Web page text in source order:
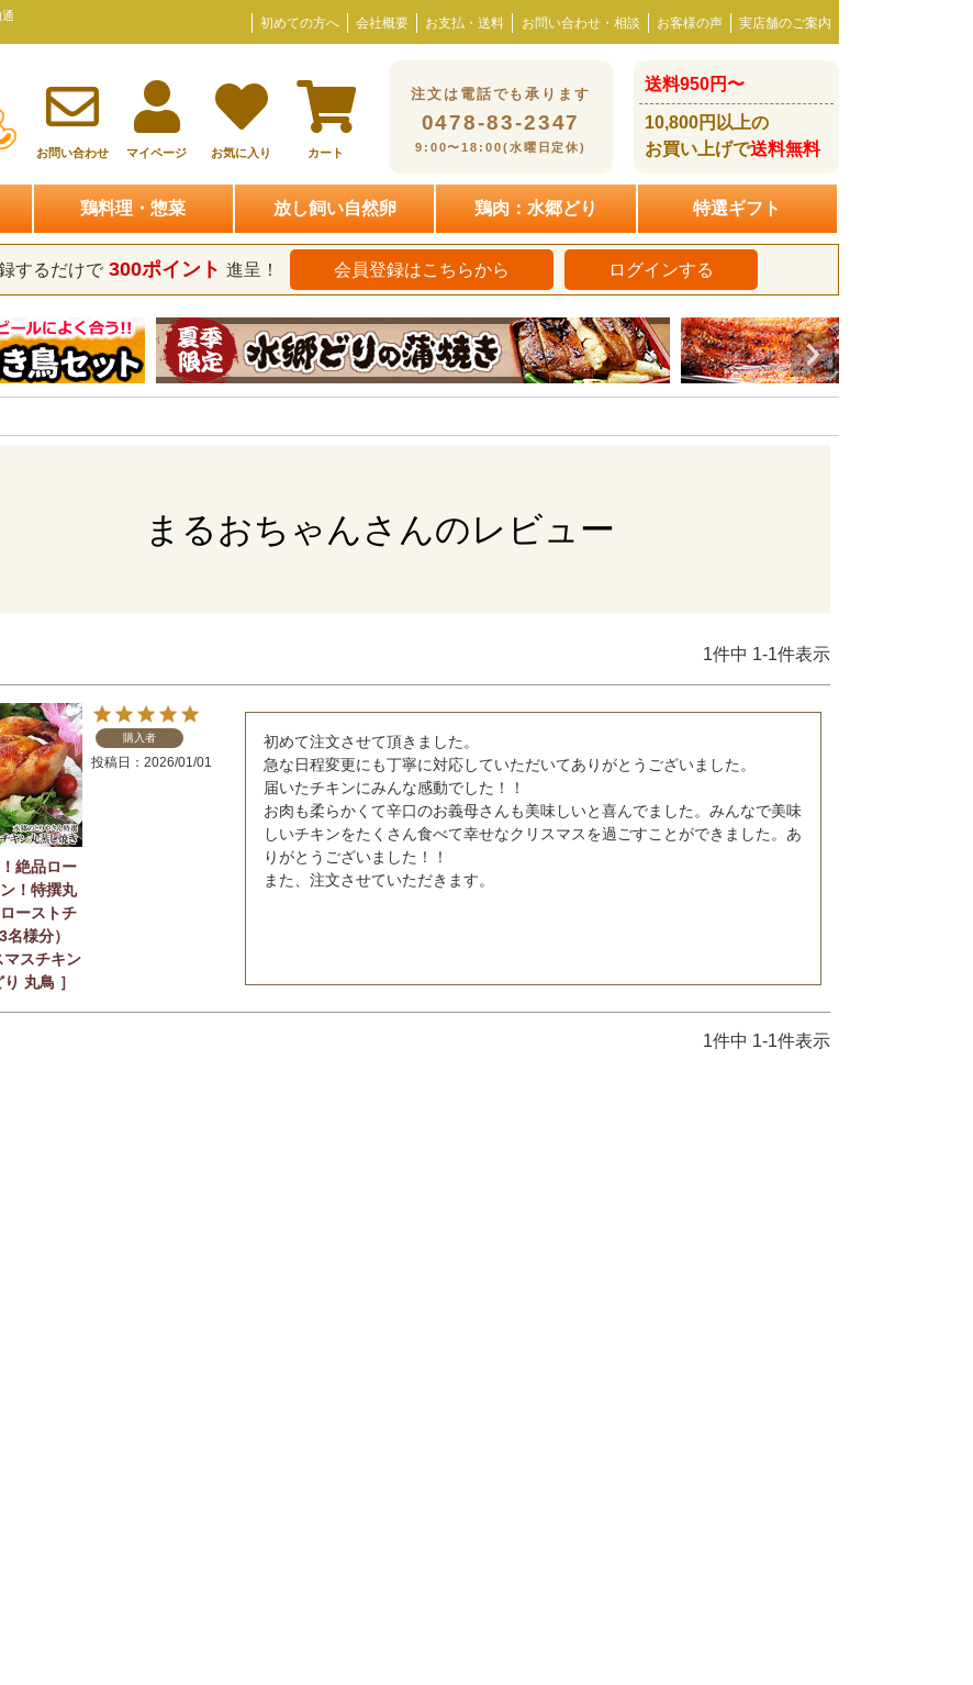
初めての方へ 会社概要 お支払・送料 お問い合わせ・相談 お客様の声 実店舗のご案内
お問い合わせ マイページ お気に入り カート
注文は電話でも承ります
0478-83-2347
9:00〜18:00(水曜日定休)
送料950円〜
10,800円以上の
お買い上げで送料無料
鶏料理・惣菜 放し飼い自然卵 鶏肉：水郷どり 特選ギフト
するだけで 300ポイント 進呈！ 会員登録はこちらから ログインする
まるおちゃんさんのレビュー
1件中 1-1件表示
絶品ロー
！特撰丸
ーストチ
様分）
マスチキン
丸鳥 ］
購入者
投稿日 2026/01/01
初めて注文させて頂きました。
急な日程変更にも丁寧に対応していただいてありがとうございました。
届いたチキンにみんな感動でした！！
お肉も柔らかくて辛口のお義母さんも美味しいと喜んでました。みんなで美味
しいチキンをたくさん食べて幸せなクリスマスを過ごすことができました。あ
りがとうございました！！
また、注文させていただきます。
1件中 1-1件表示